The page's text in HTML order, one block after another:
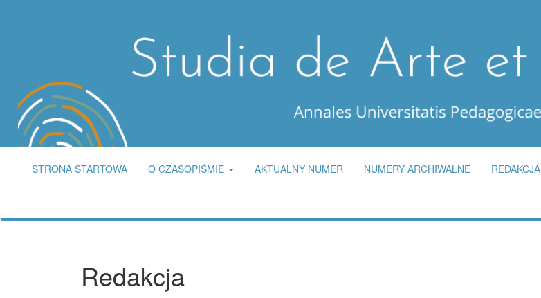
STRONA STARTOWA O CZASOPIŚMIE AKTUALNY NUMER NUMERY ARCHIWALNE REDAKCJA
Redakcja